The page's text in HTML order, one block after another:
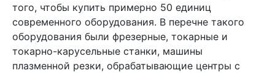
того, чтобы купить примерно 50 единиц
современного оборудования. В перечне такого
оборудования были фрезерные, токарные и
токарно-карусельные станки, машины
плазменной резки, обрабатывающие центры с